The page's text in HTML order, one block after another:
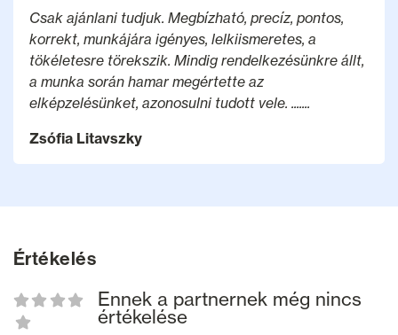
Csak ajánlani tudjuk. Megbízható, precíz, pontos,
korrekt, munkájára igényes, lelkiismeretes, a
tökéletesre törekszik. Mindig rendelkezésünkre állt,
a munka során hamar megértette az
elképzelésünket, azonosulni tudott vele. .......
Zsófia Litavszky
Értékelés
Ennek a partnernek még nincs
értékelése